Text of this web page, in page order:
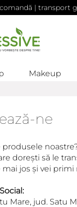
| transport
Makeup
ne
dorești să le
jos și vei primi
Mare, jud. Satu